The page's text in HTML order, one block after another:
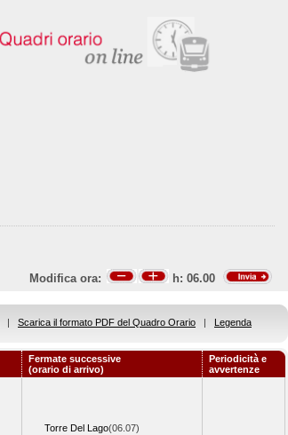
Modifica ora: h: 06.00
| Scarica il formato PDF del Quadro Orario | Legenda
Fermate successive
(orario di arrivo)
Periodicità e
avvertenze
Torre Del Lago(06.07)